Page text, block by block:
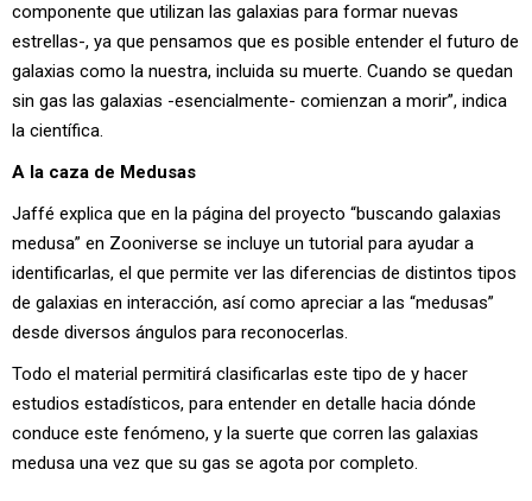
componente que utilizan las galaxias para formar nuevas
estrellas-, ya que pensamos que es posible entender el futuro de
galaxias como la nuestra, incluida su muerte. Cuando se quedan
sin gas las galaxias -esencialmente- comienzan a morir”, indica
la científica.
A la caza de Medusas
Jaffé explica que en la página del proyecto “buscando galaxias
medusa” en Zooniverse se incluye un tutorial para ayudar a
identificarlas, el que permite ver las diferencias de distintos tipos
de galaxias en interacción, así como apreciar a las “medusas”
desde diversos ángulos para reconocerlas.
Todo el material permitirá clasificarlas este tipo de y hacer
estudios estadísticos, para entender en detalle hacia dónde
conduce este fenómeno, y la suerte que corren las galaxias
medusa una vez que su gas se agota por completo.